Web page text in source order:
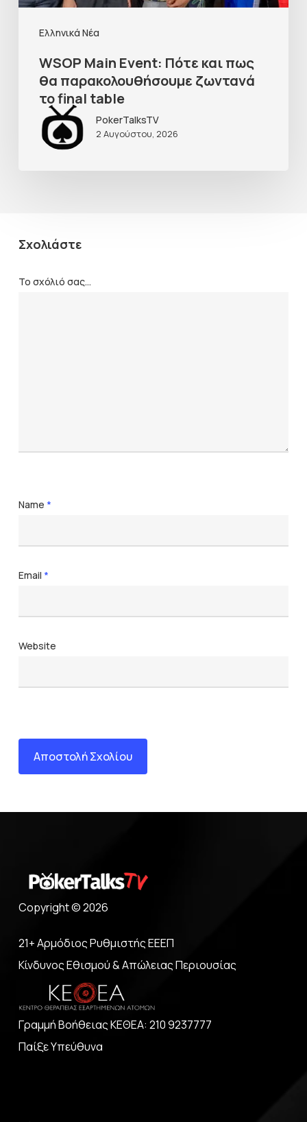
Ελληνικά Νέα
WSOP Main Event: Πότε και πως
θα παρακολουθήσουμε ζωντανά
το final table
PokerTalksTV
2 Αυγούστου, 2026
Σχολιάστε
Το σχόλιό σας...
Name *
Email *
Website
Copyright © 2026
21+ Αρμόδιος Ρυθμιστής ΕΕΕΠ
Κίνδυνος Εθισμού & Απώλειας Περιουσίας
Γραμμή Βοήθειας ΚΕΘΕΑ: 210 9237777
Παίξε Υπεύθυνα